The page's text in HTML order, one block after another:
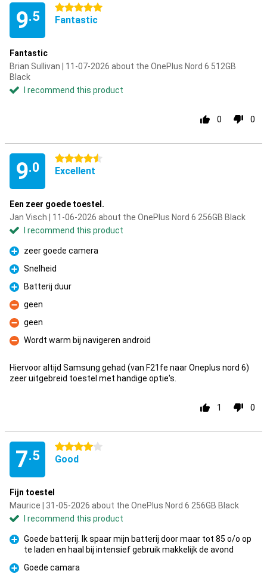
9.5
5 stars
Fantastic
Fantastic
Brian Sullivan | 11-07-2026 about the OnePlus Nord 6 512GB
Black
I recommend this product
0 0
9.0
4.5 stars
Excellent
Een zeer goede toestel.
Jan Visch | 11-06-2026 about the OnePlus Nord 6 256GB Black
I recommend this product
Pro
zeer goede camera
Pro
Snelheid
Pro
Batterij duur
Con
geen
Con
geen
Con
Wordt warm bij navigeren android
Hiervoor altijd Samsung gehad (van F21fe naar Oneplus nord 6)
zeer uitgebreid toestel met handige optie's.
1 0
7.5
4 stars
Good
Fijn toestel
Maurice | 31-05-2026 about the OnePlus Nord 6 256GB Black
I recommend this product
Goede batterij. Ik spaar mijn batterij door maar tot 85 o/o op
te laden en haal bij intensief gebruik makkelijk de avond
Pro
Goede camara